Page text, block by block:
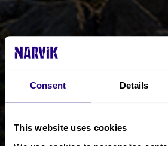
Consent Details
This website uses cookies